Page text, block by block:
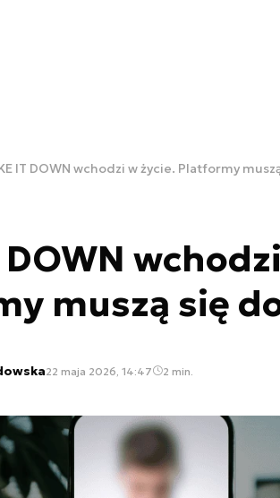
IT DOWN wchodzi w życie. Platformy
DOWN
muszą się
22 maja 2026, 14:47 2 min.